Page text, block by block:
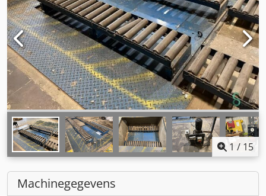
1 / 15
Machinegegevens